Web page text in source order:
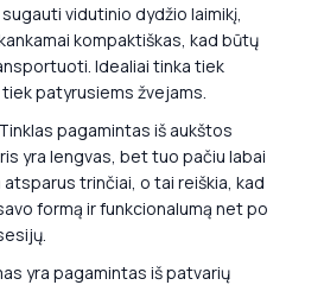
vidutinio dydžio laimikį,
kompaktiškas, kad būtų
Idealiai tinka tiek
patyrusiems žvejams.
Tinklas pagamintas iš aukštos
yra lengvas, bet tuo pačiu labai
trinčiai, o tai reiškia, kad
formą ir funkcionalumą net po
yra pagamintas iš patvarių